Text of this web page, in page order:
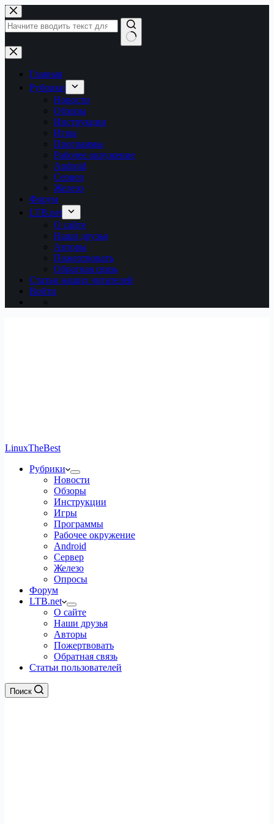
Перейти
к
сути
Ничего
не
найденоГлавная
Рубрики
Новости
Обзоры
Инструкции
Игры
Программы
Рабочее окружение
Android
Сервер
Железо
Форум
LTB.net
О сайте
Наши друзья
Авторы
Пожертвовать
Обратная связь
Статьи наших читателей
Войти
LinuxTheBest
Рубрики
Новости
Обзоры
Инструкции
Игры
Программы
Рабочее окружение
Android
Сервер
Железо
Опросы
Форум
LTB.net
О сайте
Наши друзья
Авторы
Пожертвовать
Обратная связь
Статьи пользователей
Поиск